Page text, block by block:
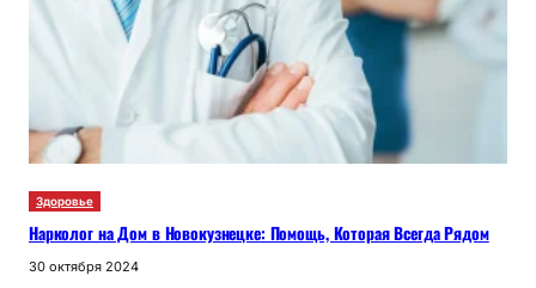
Здоровье
Нарколог на Дом в Новокузнецке: Помощь, Которая Всегда Рядом
30 октября 2024